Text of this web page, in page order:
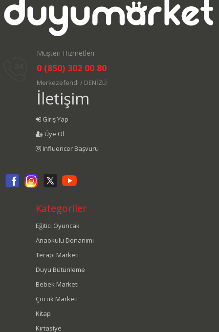
Müşteri Hizmetleri
0 (850) 302 00 80
Merkezefendi / DENİZLİ
İletişim
Giriş Yap
Üye Ol
Influencer Başvuru
Kategoriler
Eğitici Oyuncak
Anaokulu Donanımı
Terapi Marketi
Duyu Bütünleme
Bebek Marketi
Çocuk Marketi
Kitap
Kırtasiye